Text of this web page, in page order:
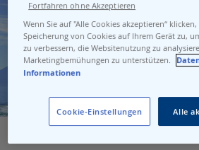
Wenn Sie auf "Alle Cookies akzeptieren“
Speicherung von Cookies auf Ihrem Gerät zu,
zu verbessern, die Websitenutzung zu
Marketingbemühungen zu unterstützen.
Informationen
Cookie-Einstellungen Alle
Fortfahren ohne Akzeptieren